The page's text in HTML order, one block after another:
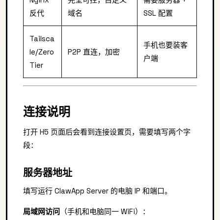
反代
域名
SSL 配置
Tailsca
le/Zero
Tier
P2P 直连，加密
手机也要装客
户端
连接说明
打开 H5 页面后会看到连接设置页，需要填写两个字
段：
服务器地址
填写运行 ClawApp Server 的电脑 IP 和端口。
局域网访问 （手机和电脑同一 WiFi）：